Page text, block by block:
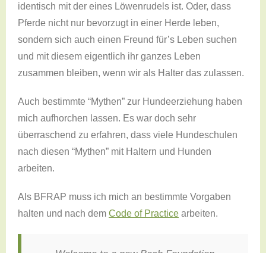
identisch mit der eines Löwenrudels ist. Oder, dass
Pferde nicht nur bevorzugt in einer Herde leben,
sondern sich auch einen Freund für’s Leben suchen
und mit diesem eigentlich ihr ganzes Leben
zusammen bleiben, wenn wir als Halter das zulassen.
Auch bestimmte “Mythen” zur Hundeerziehung haben
mich aufhorchen lassen. Es war doch sehr
überraschend zu erfahren, dass viele Hundeschulen
nach diesen “Mythen” mit Haltern und Hunden
arbeiten.
Als BFRAP muss ich mich an bestimmte Vorgaben
halten und nach dem Code of Practice arbeiten.